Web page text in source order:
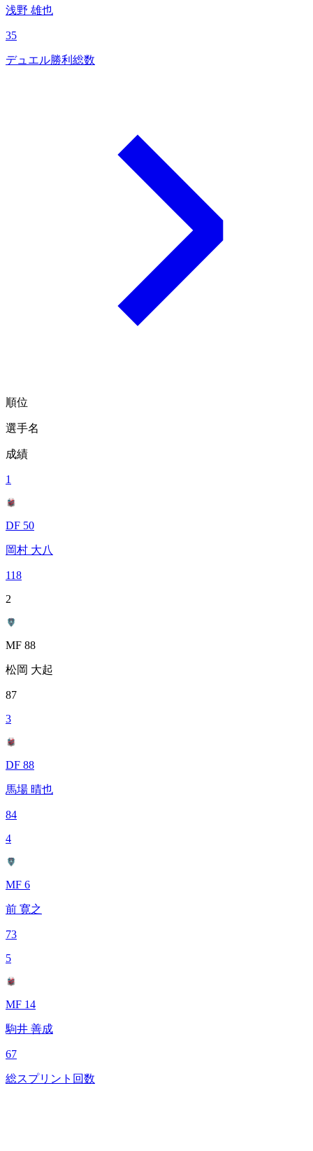
浅野 雄也
35
デュエル勝利総数
順位
選手名
成績
1
DF 50
岡村 大八
118
2
MF 88
松岡 大起
87
3
DF 88
馬場 晴也
84
4
MF 6
前 寛之
73
5
MF 14
駒井 善成
67
総スプリント回数